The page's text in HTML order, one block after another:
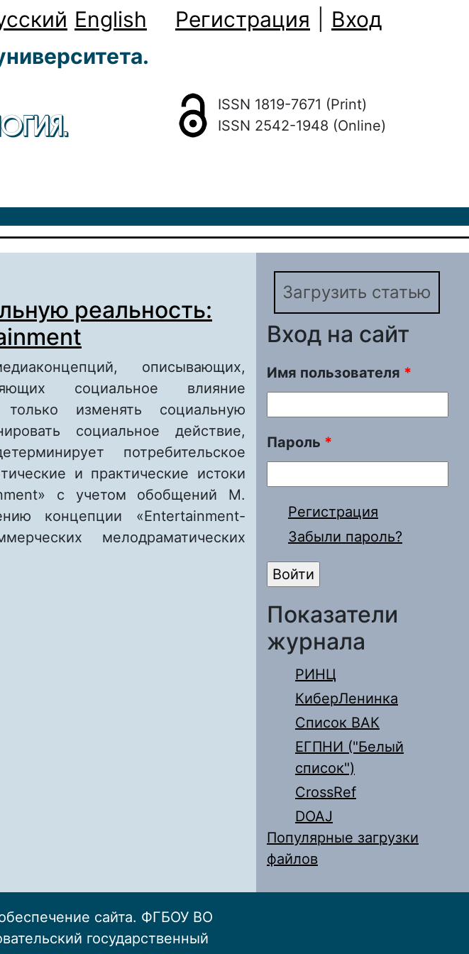
English Регистрация
Вход
ISSN 1819-7671 (Print)
ISSN 2542-1948 (Online)
реальность:
описывающих,
социальное влияние
изменять социальную
социальное действие,
потребительское
и практические истоки
с учетом обобщений М.
концепции «Entertainment-
мелодраматических
Загрузить статью
Вход на сайт
Имя пользователя *
Пароль *
Регистрация
Забыли пароль?
Показатели
журнала
РИНЦ
КиберЛенинка
Список ВАК
ЕГПНИ ("Белый
список")
CrossRef
DOAJ
Популярные загрузки
файлов
сайта. ФГБОУ ВО
государственный